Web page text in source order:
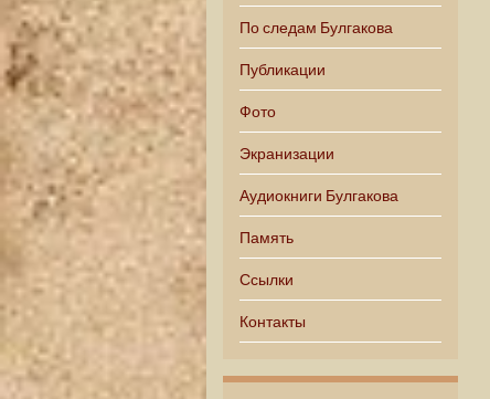
По следам Булгакова
Публикации
Фото
Экранизации
Аудиокниги Булгакова
Память
Ссылки
Контакты